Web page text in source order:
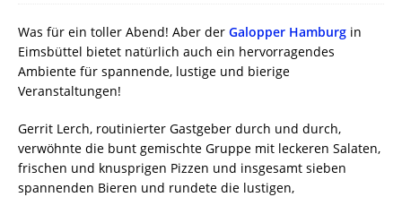
Was für ein toller Abend! Aber der Galopper Hamburg in
Eimsbüttel bietet natürlich auch ein hervorragendes
Ambiente für spannende, lustige und bierige
Veranstaltungen!
Gerrit Lerch, routinierter Gastgeber durch und durch,
verwöhnte die bunt gemischte Gruppe mit leckeren Salaten,
frischen und knusprigen Pizzen und insgesamt sieben
spannenden Bieren und rundete die lustigen,